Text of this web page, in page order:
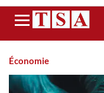
Menu
Économie